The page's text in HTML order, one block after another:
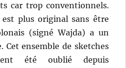
car trop conventionnels.
plus original sans être
(signé Wajda) a un
Cet ensemble de sketches
été oublié depuis